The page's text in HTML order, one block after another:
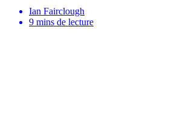
Ian Fairclough
9 mins de lecture